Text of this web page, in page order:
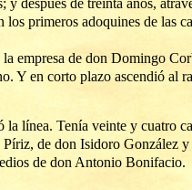
después de treinta años,
primeros adoquines de las
empresa de don Domingo
Y en corto plazo ascendió al
la línea. Tenía veinte y cuatro
de don Isidoro González
de don Antonio